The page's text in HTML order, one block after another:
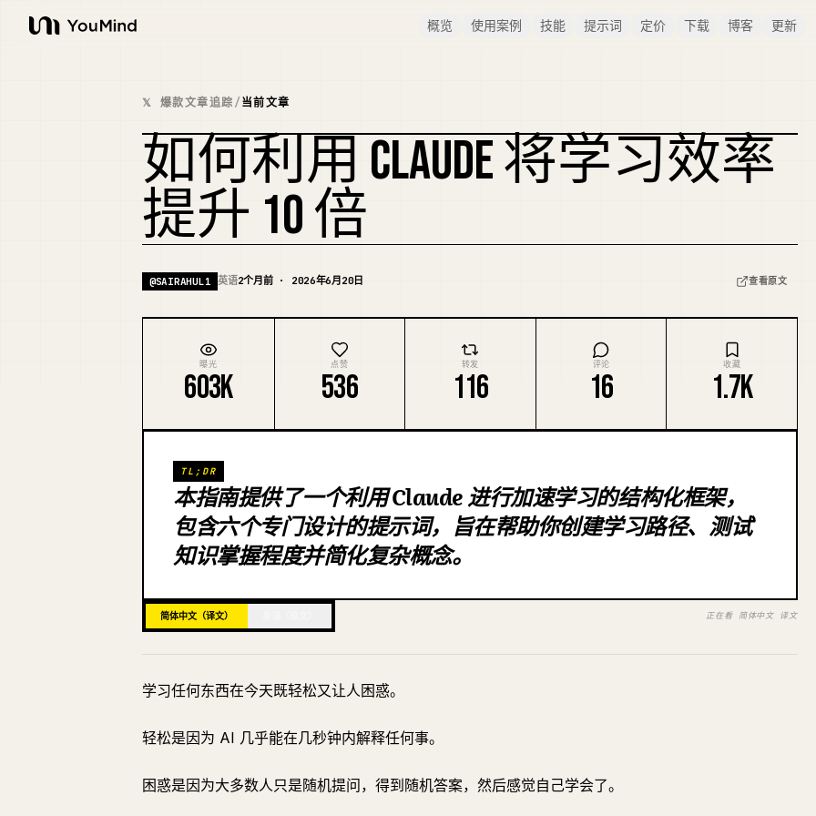
YouMind
概览 使用案例 技能 提示词 定价 下载 博客 更新
𝕏 爆款文章追踪/当前文章
复刻封面
如何利用 CLAUDE 将学习效率
提升 10 倍
@SAIRAHUL1 英语2个月前 · 2026年6月20日 查看原文
曝光
603K
点赞
536
转发
116
评论
16
收藏
1.7K
TL;DR
本指南提供了一个利用 Claude 进行加速学习的结构化框架，
包含六个专门设计的提示词，旨在帮助你创建学习路径、测试
知识掌握程度并简化复杂概念。
简体中文（译文） 正在看 简体中文 译文
学习任何东西在今天既轻松又让人困惑。
轻松是因为 AI 几乎能在几秒钟内解释任何事。
困惑是因为大多数人只是随机提问，得到随机答案，然后感觉自己学会了。